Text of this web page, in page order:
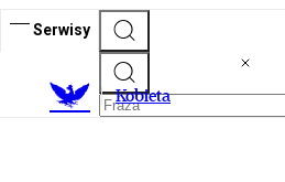
Serwisy
Kobieta